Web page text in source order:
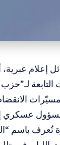
إعلام
عسكري
تُعرف باسم